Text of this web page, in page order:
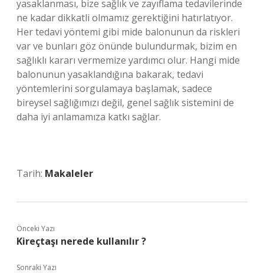
yasaklanması, bize sağlık ve zayıflama tedavilerinde
ne kadar dikkatli olmamız gerektiğini hatırlatıyor.
Her tedavi yöntemi gibi mide balonunun da riskleri
var ve bunları göz önünde bulundurmak, bizim en
sağlıklı kararı vermemize yardımcı olur. Hangi mide
balonunun yasaklandığına bakarak, tedavi
yöntemlerini sorgulamaya başlamak, sadece
bireysel sağlığımızı değil, genel sağlık sistemini de
daha iyi anlamamıza katkı sağlar.
Tarih: Makaleler
Önceki Yazı
Kireçtaşı nerede kullanılır ?
Sonraki Yazı